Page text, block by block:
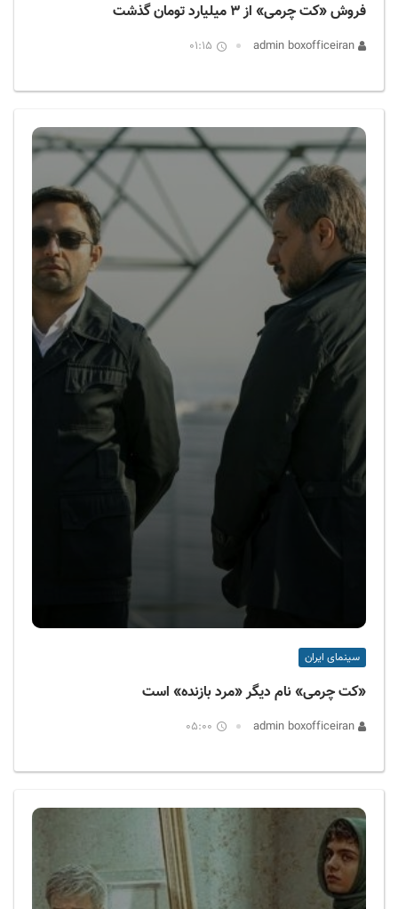
فروش «کت چرمی» از ۳ میلیارد تومان گذشت
01:15
سینمای ایران
«کت چرمی» نام دیگر «مرد بازنده» است
05:00